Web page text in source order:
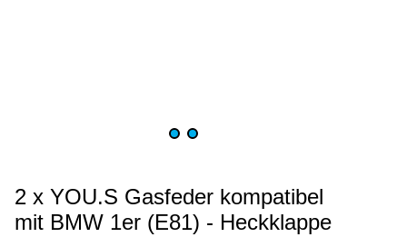
2 x YOU.S Gasfeder kompatibel
mit BMW 1er (E81) - Heckklappe